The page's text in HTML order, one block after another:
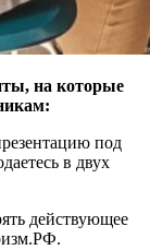
на которые
под
в двух
действующее